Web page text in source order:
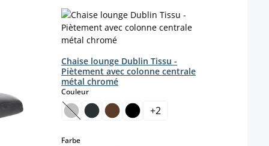
Chaise lounge Dublin Tissu -
Piètement avec colonne centrale
métal chromé
Couleurselect
(Cette option n'est pas disponible pour le
+2
Farbeselect